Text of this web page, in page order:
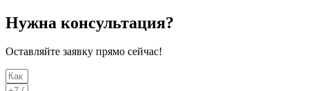
Нужна консультация?
Оставляйте заявку прямо сейчас!